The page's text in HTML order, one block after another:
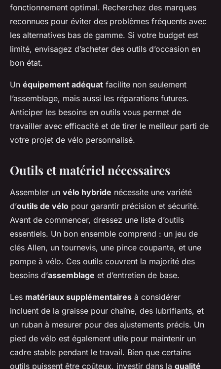
fonctionnement optimal. Recherchez des marques
reconnues pour éviter des problèmes fréquents avec
les alternatives bas de gamme. Si votre budget est
limité, envisagez d’acheter des outils d’occasion en
bon état.
Un équipement adéquat facilite non seulement
l’assemblage, mais aussi les réparations futures.
Anticiper les besoins en outils vous permet de
travailler avec efficacité et de tirer le meilleur parti de
votre projet de vélo personnalisé.
Outils et matériel nécessaires
Assembler un vélo hybride nécessite une variété
d’outils de vélo pour garantir précision et sécurité.
Avant de commencer, dressez une liste d’outils
essentiels. Un bon ensemble comprend : un jeu de
clés Allen, un tournevis, une pince coupante, et une
pompe à vélo. Ces outils couvrent la majorité des
besoins d’assemblage et d’entretien de base.
Les matériaux supplémentaires à considérer
incluent de la graisse pour chaîne, des lubrifiants, et
un ruban à mesurer pour des ajustements précis. Un
pied de vélo est également utile pour maintenir un
cadre stable pendant le travail. Bien que certains
outils puissent être coûteux, investir dans la qualité